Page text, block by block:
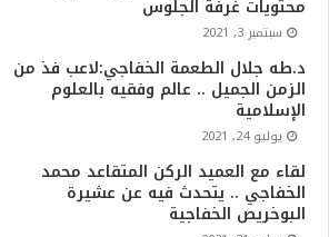
محتويات غرفة الجلوس
سبتمبر 3, 2021
د.طه جلال الطعمة الخفاجي:لاعب فذ من
الزمن الجميل .. عالم وفقيه بالعلوم
الإسلامية
يوليو 24, 2021
لقاء مع العميد الركن المتقاعد محمد
الخفاجي .. يتحدث فيه عن عشيرة
البوخريص الخفاجية